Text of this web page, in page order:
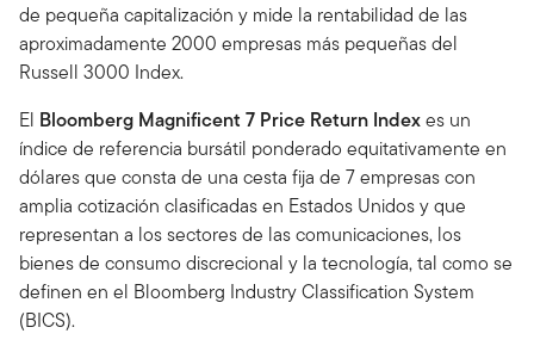
de pequeña capitalización y mide la rentabilidad de las
aproximadamente 2000 empresas más pequeñas del
Russell 3000 Index.
El Bloomberg Magnificent 7 Price Return Indexes un
índice de referencia bursátil ponderado equitativamente en
dólares que consta de una cesta fija de 7 empresas con
amplia cotización clasificadas en Estados Unidos y que
representan a los sectores de las comunicaciones, los
bienes de consumo discrecional y la tecnología, tal como se
definen en el Bloomberg Industry Classification System
(BICS).